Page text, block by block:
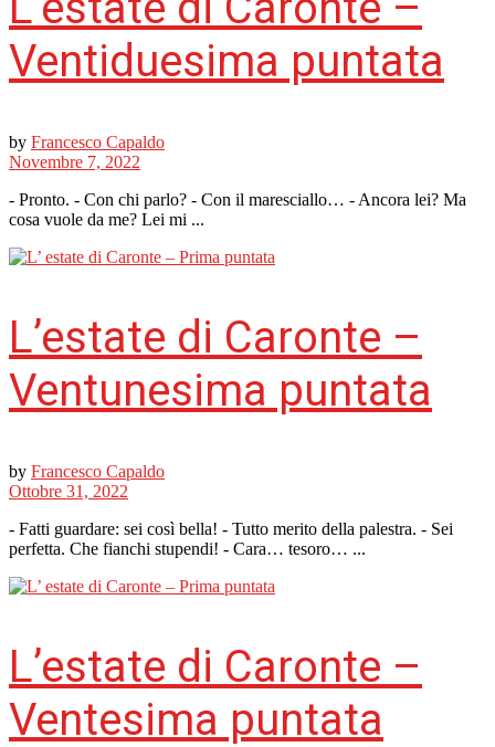
Ventiduesima puntata
by Francesco Capaldo
Novembre 7, 2022
- Pronto. - Con chi parlo? - Con il maresciallo… - Ancora lei? Ma
cosa vuole da me? Lei mi ...
L’estate di Caronte –
Ventunesima puntata
by Francesco Capaldo
Ottobre 31, 2022
- Fatti guardare: sei così bella! - Tutto merito della palestra. - Sei
perfetta. Che fianchi stupendi! - Cara… tesoro… ...
L’estate di Caronte –
Ventesima puntata